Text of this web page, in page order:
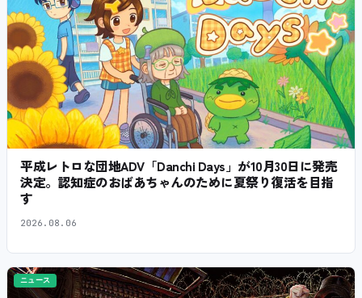
平成レトロな団地ADV「Danchi Days」が10月30日に発売
決定。認知症のおばあちゃんのために夏祭り復活を目指
す
2026.08.06
ニュース